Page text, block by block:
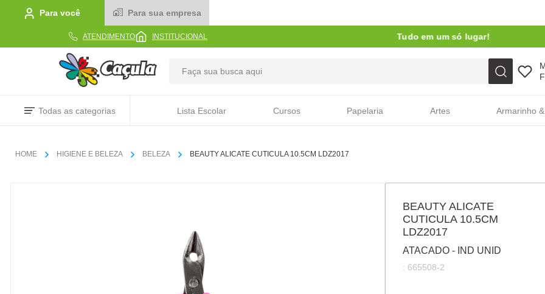
Para você Para sua empresa
ATENDIMENTO INSTITUCIONAL Tudo em um só lugar!
Todas as categorias Lista Escolar Cursos Papelaria Artes Armarinho
HIGIENE E BELEZA BELEZA BEAUTY ALICATE CUTICULA 10.5CM LDZ2017
BEAUTY ALICATE
CUTICULA 10.5CM
LDZ2017
ATACADO - IND UNID
: 665508-2
TERMOS MAIS BUSCADOS